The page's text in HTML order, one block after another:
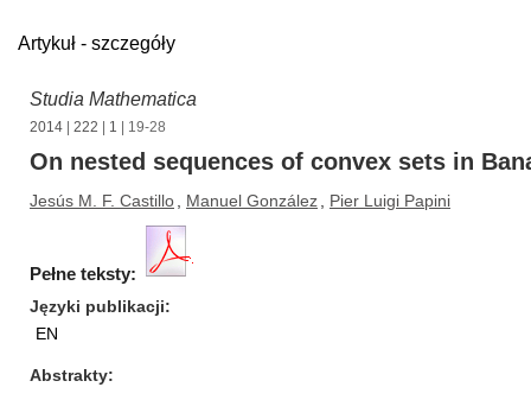
Artykuł - szczegóły
Studia Mathematica
2014 222 1 | 19-28
On nested sequences of convex sets in
Jesús M. F. Castillo Manuel González Pier Luigi Papini
Pełne teksty:
Języki publikacji
EN
Abstrakty